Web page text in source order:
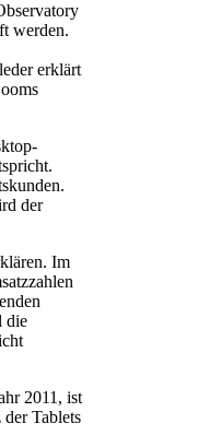
werden.
erklärt
der
Im
die
2011, ist
Tablets